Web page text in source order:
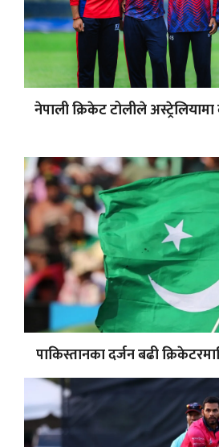
नेपाली क्रिकेट टोलीले
पाकिस्तानका दर्जन बढी